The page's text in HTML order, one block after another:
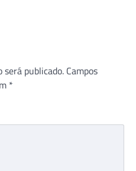
será publicado. Campos
*